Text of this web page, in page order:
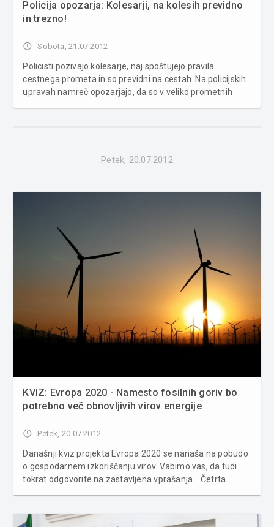
Policija opozarja: Kolesarji, na kolesih previdno
in trezno!
access_time Sobota, 21.07.2012
Policisti pozivajo kolesarje, naj spoštujejo pravila
cestnega prometa in so previdni na cestah. Na policijskih
upravah namreč opozarjajo, da so v veliko prometnih
Petek, 20.07.2012
KVIZ: Evropa 2020 - Namesto fosilnih goriv bo
potrebno več obnovljivih virov energije
access_time Petek, 20.07.2012
Današnji kviz projekta Evropa 2020 se nanaša na pobudo
o gospodarnem izkoriščanju virov. Vabimo vas, da tudi
tokrat odgovorite na zastavljena vprašanja. Četrta
izpustov toplogrednih pli...